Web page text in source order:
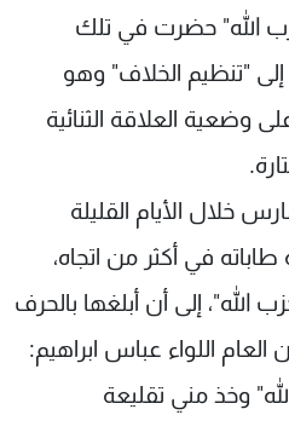
الله" حضرت في تلك
إلى "تنظيم الخلاف" وهو
وضعية العلاقة الثنائية
خلال الأيام القليلة
طاباته في أكثر من اتجاه،
إلى أن أبلغها بالحرف
العام اللواء عباس ابراهيم:
وخذ مني تقليعة